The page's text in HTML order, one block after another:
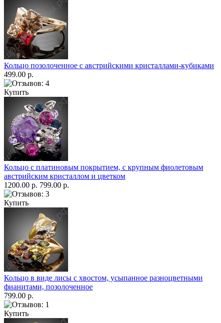
Кольцо позолоченное с австрийскими кристаллами-кубиками
499.00 р.
Купить
Кольцо с платиновым покрытием, с крупным фиолетовым
австрийским кристаллом и цветком
1200.00 р. 799.00 р.
Купить
Кольцо в виде лисы с хвостом, усыпанное разноцветными
фианитами, позолоченное
799.00 р.
Купить